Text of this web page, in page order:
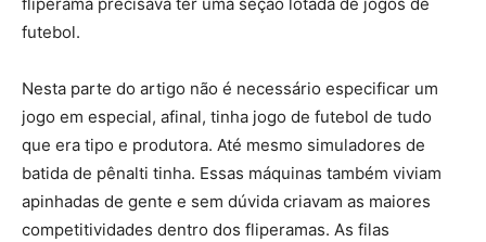
fliperama precisava ter uma seção lotada de jogos de
futebol.
Nesta parte do artigo não é necessário especificar um
jogo em especial, afinal, tinha jogo de futebol de tudo
que era tipo e produtora. Até mesmo simuladores de
batida de pênalti tinha. Essas máquinas também viviam
apinhadas de gente e sem dúvida criavam as maiores
competitividades dentro dos fliperamas. As filas